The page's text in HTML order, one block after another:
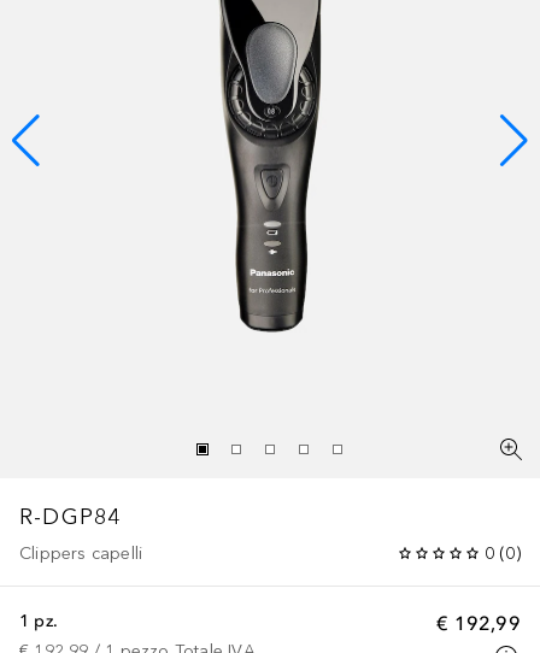
R-DGP84
Clippers capelli 0 (0)
€ 192,99
1 pz.